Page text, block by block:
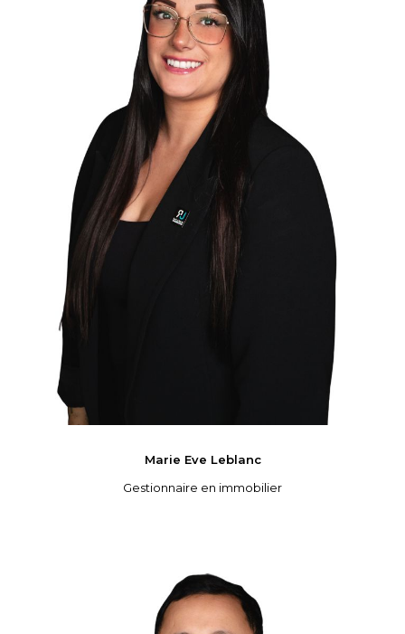
Marie Eve Leblanc
Gestionnaire en immobilier